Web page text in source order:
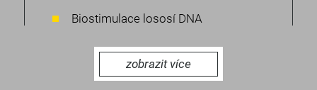
Biostimulace lososí DNA
zobrazit více